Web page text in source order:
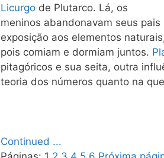
Licurgo de Plutarco. Lá, os
meninos abandonavam seus
exposição aos elementos
pois comiam e dormiam juntos.
pitagóricos e sua seita, outra
teoria dos números quanto na
Continued ...